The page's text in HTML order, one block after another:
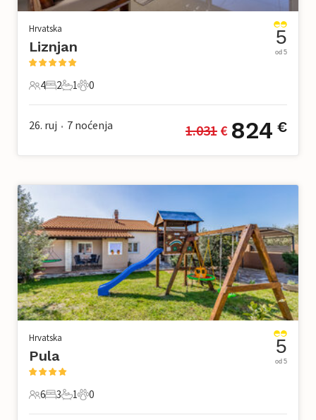
Hrvatska
Liznjan
4 Gosti
4
2 Spavaće sobe
2
1 Kupaonica
1
0 Kućni ljubimac
0
5
od 5
26. ruj • 7 noćenja 1.031 € 824 €
Hrvatska
Pula
6 Gosti
6
3 Spavaće sobe
3
1 Kupaonica
1
0 Kućni ljubimac
0
5
od 5